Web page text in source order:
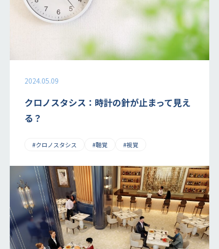
2024.05.09
クロノスタシス：時計の針が止まって見え
る？
#クロノスタシス #聴覚 #視覚